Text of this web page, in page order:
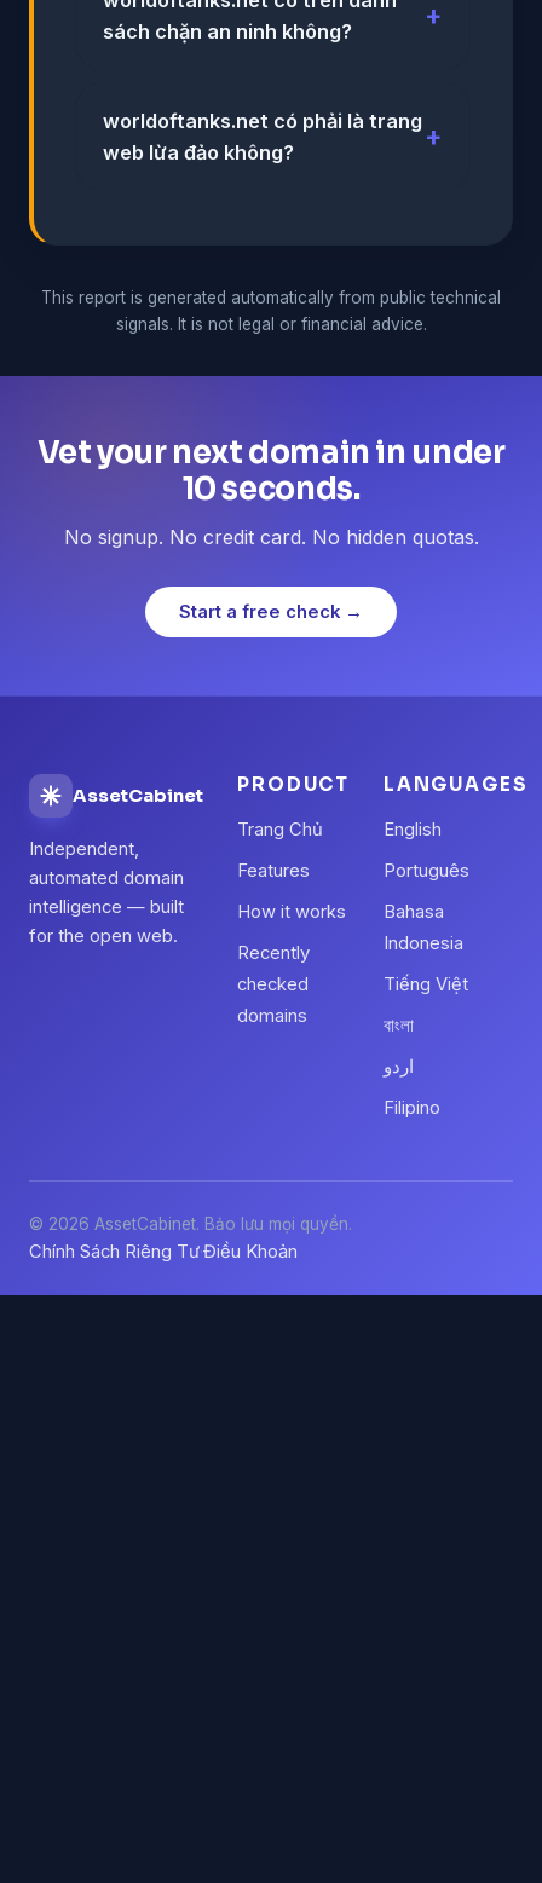
sách chặn an ninh không?
worldoftanks.net có phải là trang
web lừa đảo không?
This report is generated automatically from public technical
signals. It is not legal or financial advice.
Vet your next domain in under
10 seconds.
No signup. No credit card. No hidden quotas.
Start a free check →
AssetCabinet
Independent,
automated domain
intelligence — built
for the open web.
PRODUCT
Trang Chủ
Features
How it works
Recently
checked
domains
LANGUAGES
English
Português
Bahasa
Indonesia
Tiếng Việt
বাংলা
اردو
Filipino
© 2026 AssetCabinet. Bảo lưu mọi quyền.
Chính Sách Riêng Tư·Điều Khoản